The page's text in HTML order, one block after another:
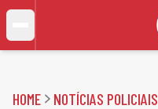
HOME NOTÍCIAS POLICIAIS